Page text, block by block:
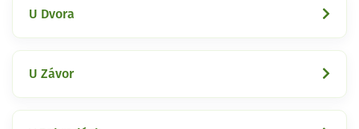
U Dvora
U Závor